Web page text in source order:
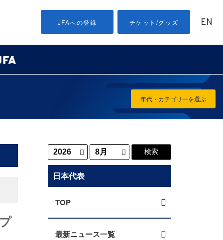
JFAへの登録 チケット/グッズ EN
年代・カテゴリーを選ぶ
日本代表
TOP
最新ニュース一覧